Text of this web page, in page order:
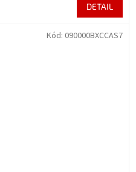
DETAIL
Kód: 090000BXCCAS7